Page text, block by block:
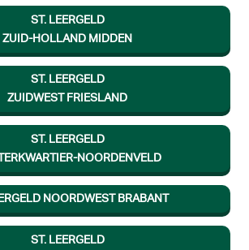
ST. LEERGELD
ZUID-HOLLAND MIDDEN
ST. LEERGELD
ZUIDWEST FRIESLAND
ST. LEERGELD
NOORDENVELD
NOORDWEST BRABANT
ST. LEERGELD